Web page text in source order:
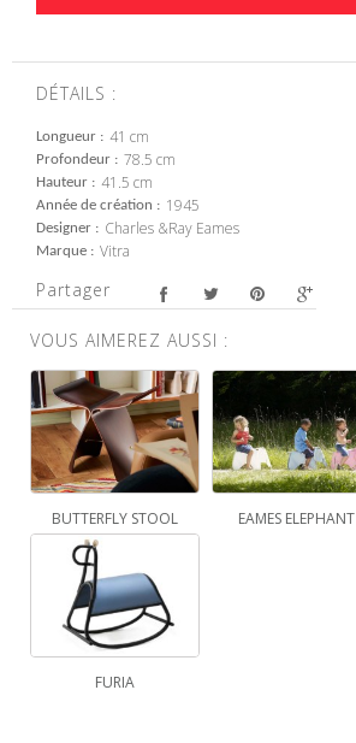
DÉTAILS :
Longueur 41 cm
Profondeur 78.5 cm
Hauteur 41.5 cm
Année de création 1945
Designer Charles &Ray Eames
Marque Vitra
Partager
VOUS AIMEREZ AUSSI :
BUTTERFLY STOOL EAMES ELEPHANT
FURIA